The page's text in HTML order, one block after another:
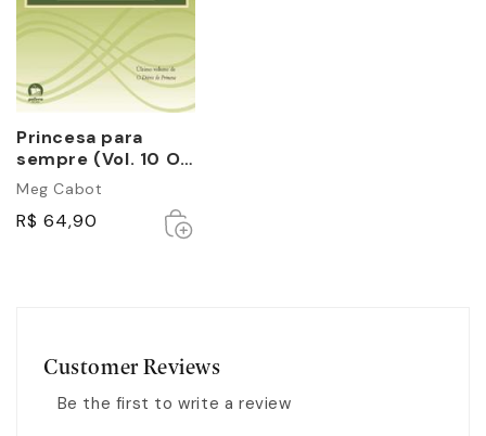
Princesa para
sempre (Vol. 10 O
diário da Princesa)
Meg Cabot
R$ 64,90 Esgotado
Esgotado
Customer Reviews
Be the first to write a review